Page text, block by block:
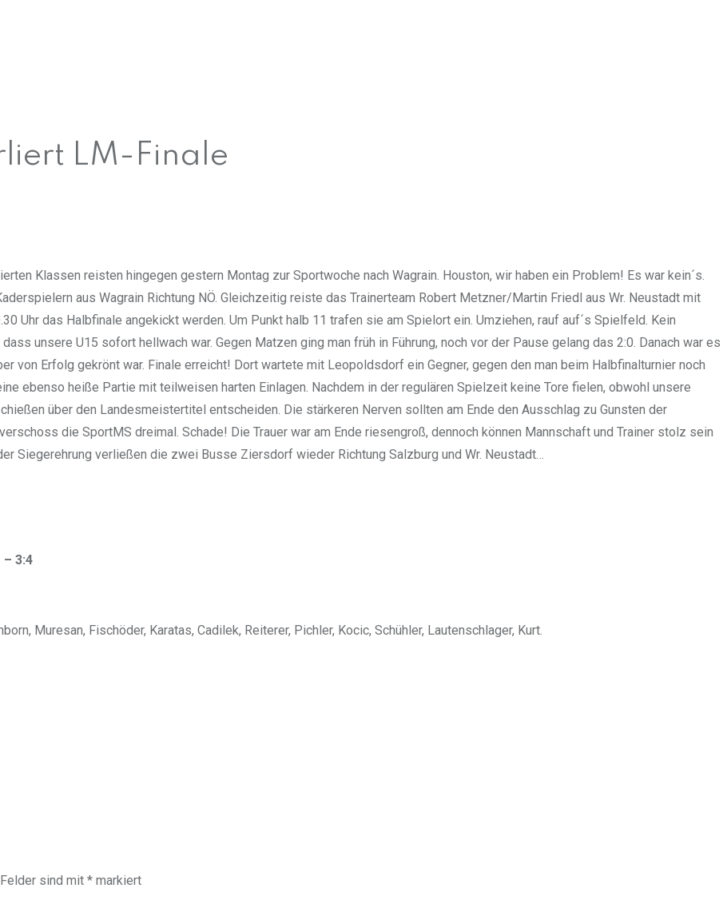
LM-Finale
Klassen reisten hingegen gestern Montag zur Sportwoche nach Wagrain. Houston, wir haben ein Problem! Es war kein´s.
aus Wagrain Richtung NÖ. Gleichzeitig reiste das Trainerteam Robert Metzner/Martin Friedl aus Wr. Neustadt mit
Uhr das Halbfinale angekickt werden. Um Punkt halb 11 trafen sie am Spielort ein. Umziehen, rauf auf´s Spielfeld. Kein
unsere U15 sofort hellwach war. Gegen Matzen ging man früh in Führung, noch vor der Pause gelang das 2:0. Danach war es
von Erfolg gekrönt war. Finale erreicht! Dort wartete mit Leopoldsdorf ein Gegner, gegen den man beim Halbfinalturnier noch
ebenso heiße Partie mit teilweisen harten Einlagen. Nachdem in der regulären Spielzeit keine Tore fielen, obwohl unsere
über den Landesmeistertitel entscheiden. Die stärkeren Nerven sollten am Ende den Ausschlag zu Gunsten der
die SportMS dreimal. Schade! Die Trauer war am Ende riesengroß, dennoch können Mannschaft und Trainer stolz sein
Siegerehrung verließen die zwei Busse Ziersdorf wieder Richtung Salzburg und Wr. Neustadt…
– 3:4
Muresan, Fischöder, Karatas, Cadilek, Reiterer, Pichler, Kocic, Schühler, Lautenschlager, Kurt.
sind mit * markiert